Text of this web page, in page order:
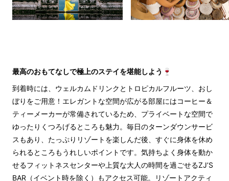
最高のおもてなしで極上のステイを堪能しよう🍷
到着時には、ウェルカムドリンクとトロピカルフルーツ、おし
ぼりをご用意！エレガントな空間が広がる部屋にはコーヒー＆
ティーメーカーが常備されているため、プライベートな空間で
ゆったりくつろげるところも魅力。毎日のターンダウンサービ
スもあり、たっぷりリゾートを楽しんだ後、すぐに身体を休め
られるところもうれしいポイントです。気持ちよく身体を動か
せるフィットネスセンターや上質な大人の時間を過ごせるZJ’S
BAR（イベント時を除く）もアクセス可能。リゾートアクティ